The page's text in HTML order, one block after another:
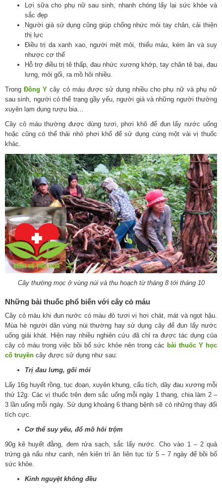
Lợi sữa cho phụ nữ sau sinh, nhanh chóng lấy lại sức khỏe và
sắc đẹp
Người già sử dụng cũng giúp chống nhức mỏi tay chân, cải thiện
thị lực
Điều trị da xanh xao, người mệt mỏi, thiếu máu, kém ăn và suy
nhược cơ thể
Hỗ trợ điều trị tê thấp, đau nhức xương khớp, tay chân tê bại, đau
lưng, mỏi gối, ra mồ hôi nhiều.
TrongĐông Y cây cỏ máu được sử dụng nhiều cho phụ nữ và phụ nữ
sau sinh, người có thể trạng gầy yếu, người già và những người thường
xuyên lạm dụng rượu bia…
Cây cỏ máu thường được dùng tươi, phơi khô để đun lấy nước uống
hoặc cũng có thể thái nhỏ phơi khổ để sử dụng cùng một vài vị thuốc
khác.
Cây thường mọc ở vùng núi và thu hoạch từ tháng 8 tới tháng 10
Những bài thuốc phổ biến với cây cỏ máu
Cây cỏ máu khi đun nước có màu đỏ tươi vị hơi chát, mát và ngọt hậu.
Mùa hè người dân vùng núi thường hay sử dụng cây để đun lấy nước
uống giải khát. Hiện nay nhiều nghiên cứu đã chỉ ra được tác dụng của
cây cỏ máu trong việc bồi bổ sức khỏe nên trong các bài thuốc Y học
cổ truyền cây được sử dụng như sau:
Trị đau lưng, gối mỏi
Lấy 16g huyết rồng, tục đoạn, xuyên khung, cẩu tích, dây đau xương mỗi
thứ 12g. Các vị thuốc trên đem sắc uống mỗi ngày 1 thang, chia làm 2 –
3 lần uống mỗi ngày. Sử dụng khoảng 6 thang bệnh sẽ có những thay đổi
tích cực.
Cơ thể suy yếu, đổ mồ hôi trộm
90g kê huyết đằng, đem rửa sạch, sắc lấy nước. Cho vào 1 – 2 quả
trứng gà nấu như canh, nên kiên trì ăn liên tục từ 5 – 7 ngày để bồi bổ
sức khỏe.
Kinh nguyệt không đều